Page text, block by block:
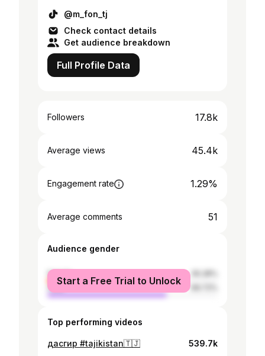
@m_fon_tj
Check contact details
Get audience breakdown
Full Profile Data
Followers 17.8k
Average views 45.4k
Engagement rate 1.29%
Average comments 51
Audience gender
female
male
Start a Free Trial to Unlock
Top performing videos
дасгир #tajikistan🇹🇯 539.7k